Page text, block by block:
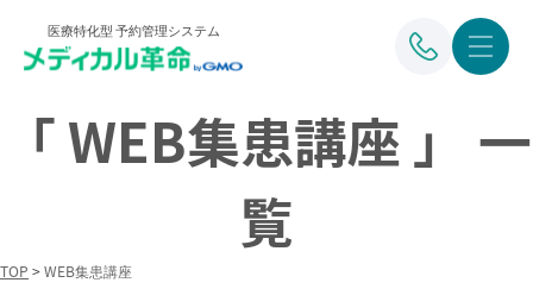
医療特化型 予約管理システム
「 WEB集患講座 」 一
覧
TOP > WEB集患講座